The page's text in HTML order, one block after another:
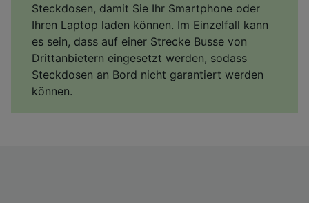
Steckdosen, damit Sie Ihr Smartphone oder
Ihren Laptop laden können. Im Einzelfall kann
es sein, dass auf einer Strecke Busse von
Drittanbietern eingesetzt werden, sodass
Steckdosen an Bord nicht garantiert werden
können.